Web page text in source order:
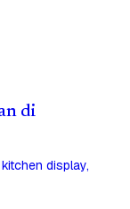
di
display,